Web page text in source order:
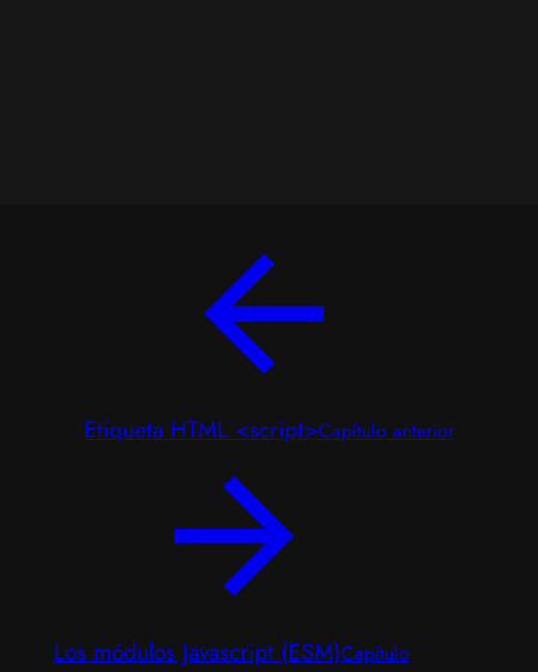
Etiqueta HTML <script>Capítulo anterior
Los módulos Javascript (ESM)Capítulo